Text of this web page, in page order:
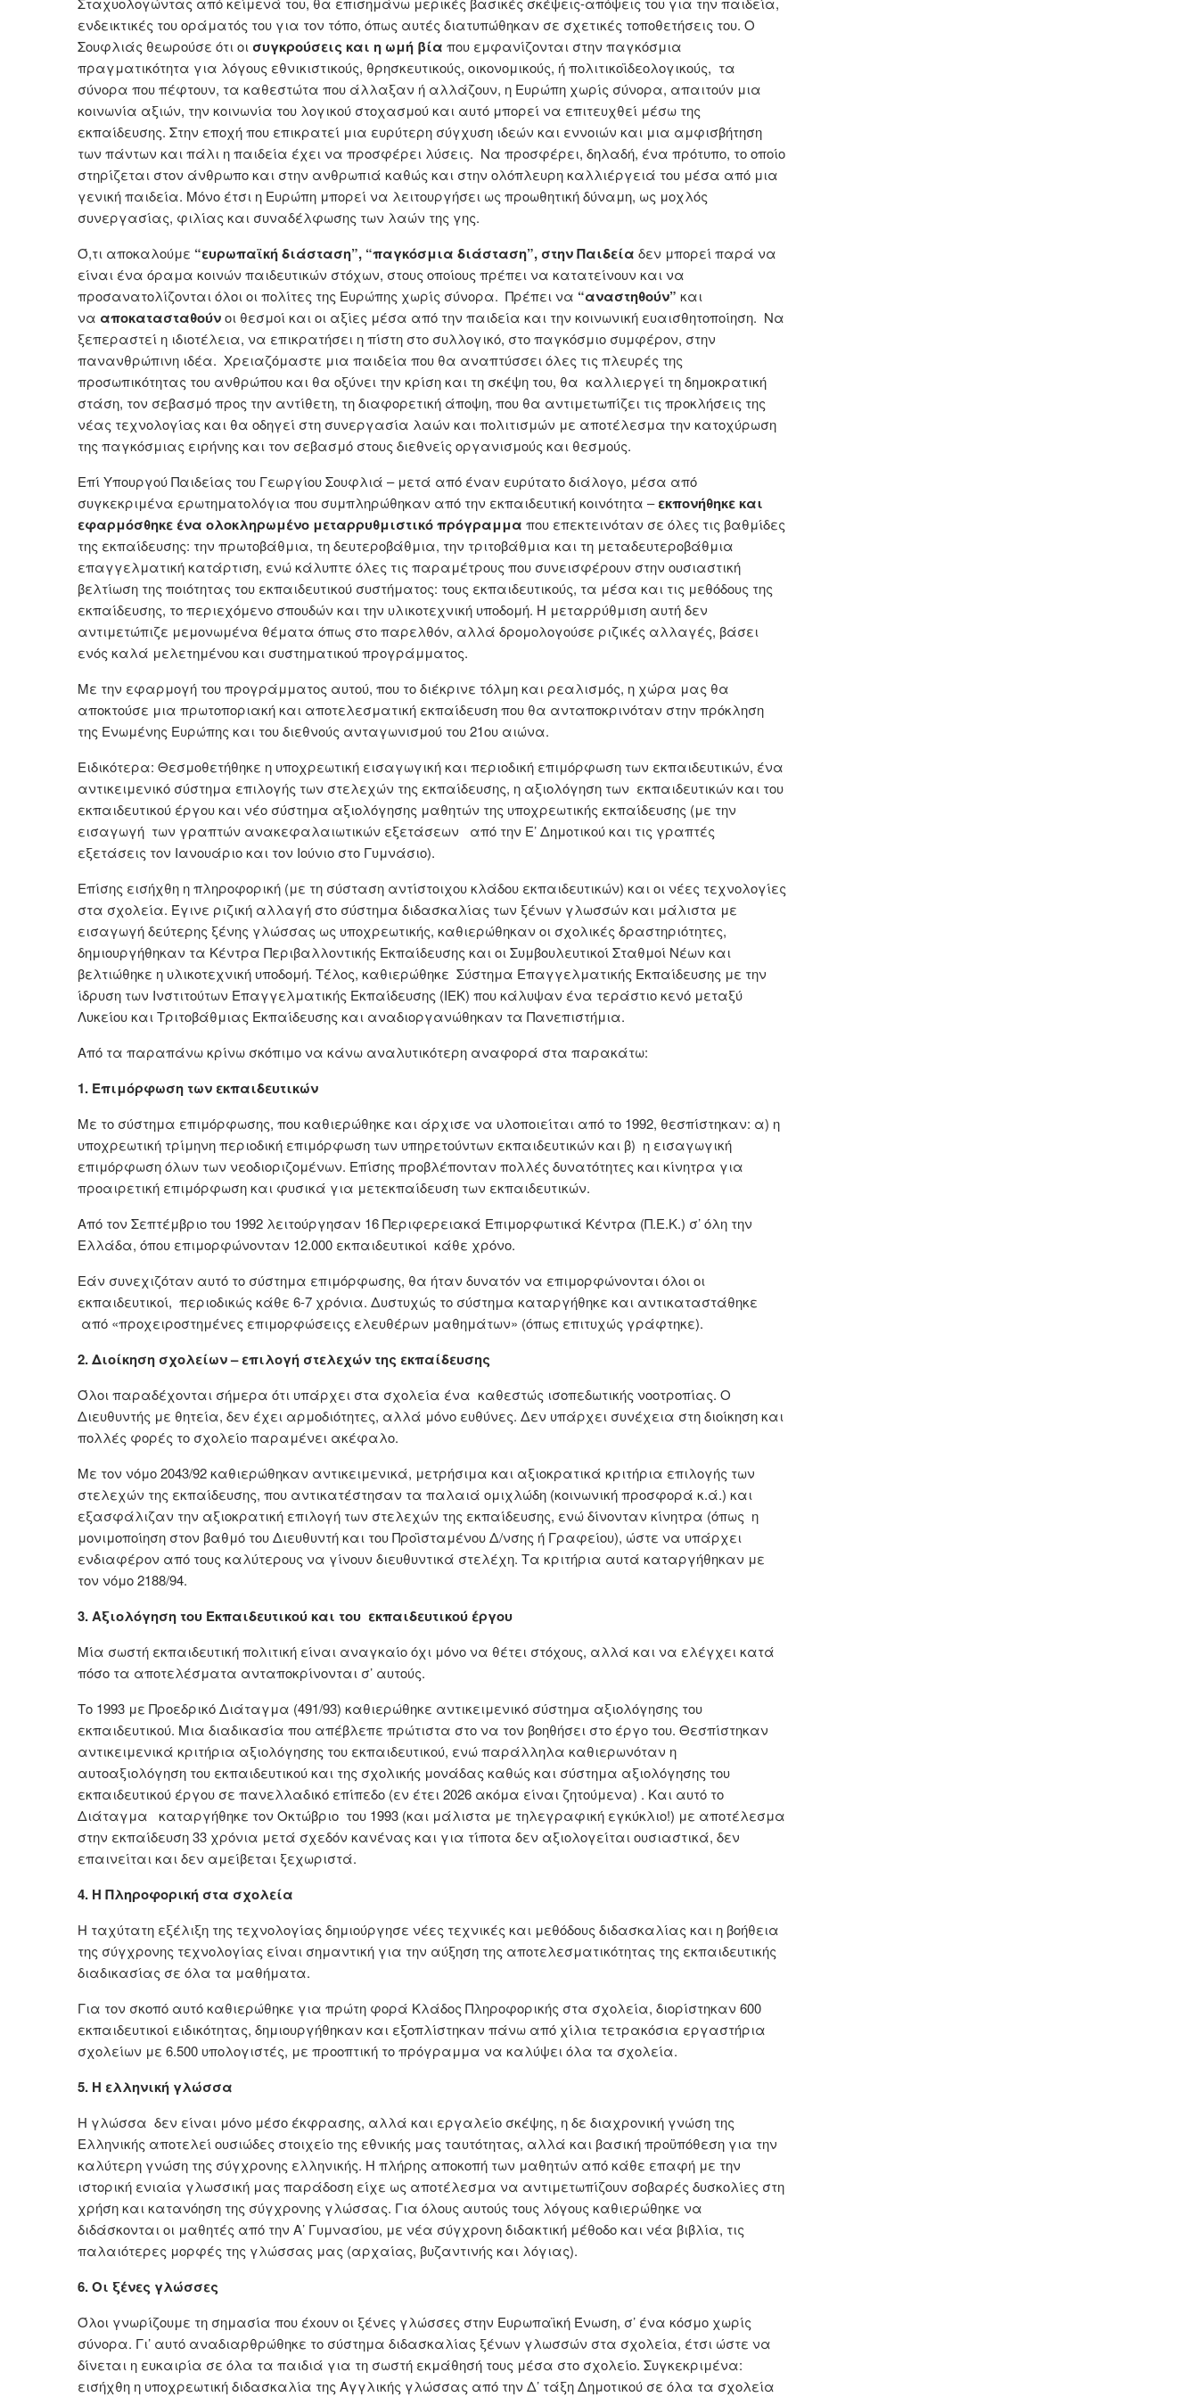
ενδεικτικές του οράματός του για τον τόπο, όπως αυτές διατυπώθηκαν σε σχετικές τοποθετήσεις του. Ο
Σουφλιάς θεωρούσε ότι οι συγκρούσεις και η ωμή βία που εμφανίζονται στην παγκόσμια
πραγματικότητα για λόγους εθνικιστικούς, θρησκευτικούς, οικονομικούς, ή πολιτικοϊδεολογικούς, τα
σύνορα που πέφτουν, τα καθεστώτα που άλλαξαν ή αλλάζουν, η Ευρώπη χωρίς σύνορα, απαιτούν μια
κοινωνία αξιών, την κοινωνία του λογικού στοχασμού και αυτό μπορεί να επιτευχθεί μέσω της
εκπαίδευσης. Στην εποχή που επικρατεί μια ευρύτερη σύγχυση ιδεών και εννοιών και μια αμφισβήτηση
των πάντων και πάλι η παιδεία έχει να προσφέρει λύσεις. Να προσφέρει, δηλαδή, ένα πρότυπο, το οποίο
στηρίζεται στον άνθρωπο και στην ανθρωπιά καθώς και στην ολόπλευρη καλλιέργειά του μέσα από μια
γενική παιδεία. Μόνο έτσι η Ευρώπη μπορεί να λειτουργήσει ως προωθητική δύναμη, ως μοχλός
συνεργασίας, φιλίας και συναδέλφωσης των λαών της γης.
Ό,τι αποκαλούμε “ευρωπαϊκή διάσταση”, “παγκόσμια διάσταση”, στην Παιδεία δεν μπορεί παρά να
είναι ένα όραμα κοινών παιδευτικών στόχων, στους οποίους πρέπει να κατατείνουν και να
προσανατολίζονται όλοι οι πολίτες της Ευρώπης χωρίς σύνορα. Πρέπει να “αναστηθούν” και
να αποκατασταθούνοι θεσμοί και οι αξίες μέσα από την παιδεία και την κοινωνική ευαισθητοποίηση. Να
ξεπεραστεί η ιδιοτέλεια, να επικρατήσει η πίστη στο συλλογικό, στο παγκόσμιο συμφέρον, στην
πανανθρώπινη ιδέα. Χρειαζόμαστε μια παιδεία που θα αναπτύσσει όλες τις πλευρές της
προσωπικότητας του ανθρώπου και θα οξύνει την κρίση και τη σκέψη του, θα καλλιεργεί τη δημοκρατική
στάση, τον σεβασμό προς την αντίθετη, τη διαφορετική άποψη, που θα αντιμετωπίζει τις προκλήσεις της
νέας τεχνολογίας και θα οδηγεί στη συνεργασία λαών και πολιτισμών με αποτέλεσμα την κατοχύρωση
της παγκόσμιας ειρήνης και τον σεβασμό στους διεθνείς οργανισμούς και θεσμούς.
Επί Υπουργού Παιδείας του Γεωργίου Σουφλιά – μετά από έναν ευρύτατο διάλογο, μέσα από
συγκεκριμένα ερωτηματολόγια που συμπληρώθηκαν από την εκπαιδευτική κοινότητα –εκπονήθηκε και
εφαρμόσθηκε ένα ολοκληρωμένο μεταρρυθμιστικό πρόγραμμα που επεκτεινόταν σε όλες τις βαθμίδες
της εκπαίδευσης: την πρωτοβάθμια, τη δευτεροβάθμια, την τριτοβάθμια και τη μεταδευτεροβάθμια
επαγγελματική κατάρτιση, ενώ κάλυπτε όλες τις παραμέτρους που συνεισφέρουν στην ουσιαστική
βελτίωση της ποιότητας του εκπαιδευτικού συστήματος: τους εκπαιδευτικούς, τα μέσα και τις μεθόδους της
εκπαίδευσης, το περιεχόμενο σπουδών και την υλικοτεχνική υποδομή. Η μεταρρύθμιση αυτή δεν
αντιμετώπιζε μεμονωμένα θέματα όπως στο παρελθόν, αλλά δρομολογούσε ριζικές αλλαγές, βάσει
ενός καλά μελετημένου και συστηματικού προγράμματος.
Με την εφαρμογή του προγράμματος αυτού, που το διέκρινε τόλμη και ρεαλισμός, η χώρα μας θα
αποκτούσε μια πρωτοποριακή και αποτελεσματική εκπαίδευση που θα ανταποκρινόταν στην πρόκληση
της Ενωμένης Ευρώπης και του διεθνούς ανταγωνισμού του 21ου αιώνα.
Ειδικότερα: Θεσμοθετήθηκε η υποχρεωτική εισαγωγική και περιοδική επιμόρφωση των εκπαιδευτικών, ένα
αντικειμενικό σύστημα επιλογής των στελεχών της εκπαίδευσης, η αξιολόγηση των εκπαιδευτικών και του
εκπαιδευτικού έργου και νέο σύστημα αξιολόγησης μαθητών της υποχρεωτικής εκπαίδευσης (με την
εισαγωγή των γραπτών ανακεφαλαιωτικών εξετάσεων από την Ε’ Δημοτικού και τις γραπτές
εξετάσεις τον Ιανουάριο και τον Ιούνιο στο Γυμνάσιο).
Επίσης εισήχθη η πληροφορική (με τη σύσταση αντίστοιχου κλάδου εκπαιδευτικών) και οι νέες τεχνολογίες
στα σχολεία. Έγινε ριζική αλλαγή στο σύστημα διδασκαλίας των ξένων γλωσσών και μάλιστα με
εισαγωγή δεύτερης ξένης γλώσσας ως υποχρεωτικής, καθιερώθηκαν οι σχολικές δραστηριότητες,
δημιουργήθηκαν τα Κέντρα Περιβαλλοντικής Εκπαίδευσης και οι Συμβουλευτικοί Σταθμοί Νέων και
βελτιώθηκε η υλικοτεχνική υποδομή. Τέλος, καθιερώθηκε Σύστημα Επαγγελματικής Εκπαίδευσης με την
ίδρυση των Ινστιτούτων Επαγγελματικής Εκπαίδευσης (ΙΕΚ) που κάλυψαν ένα τεράστιο κενό μεταξύ
Λυκείου και Τριτοβάθμιας Εκπαίδευσης και αναδιοργανώθηκαν τα Πανεπιστήμια.
Από τα παραπάνω κρίνω σκόπιμο να κάνω αναλυτικότερη αναφορά στα παρακάτω:
1. Επιμόρφωση των εκπαιδευτικών
Με το σύστημα επιμόρφωσης, που καθιερώθηκε και άρχισε να υλοποιείται από το 1992, θεσπίστηκαν: α) η
υποχρεωτική τρίμηνη περιοδική επιμόρφωση των υπηρετούντων εκπαιδευτικών και β) η εισαγωγική
επιμόρφωση όλων των νεοδιοριζομένων. Επίσης προβλέπονταν πολλές δυνατότητες και κίνητρα για
προαιρετική επιμόρφωση και φυσικά για μετεκπαίδευση των εκπαιδευτικών.
Από τον Σεπτέμβριο του 1992 λειτούργησαν 16 Περιφερειακά Επιμορφωτικά Κέντρα (Π.Ε.Κ.) σ’ όλη την
Ελλάδα, όπου επιμορφώνονταν 12.000 εκπαιδευτικοί κάθε χρόνο.
Εάν συνεχιζόταν αυτό το σύστημα επιμόρφωσης, θα ήταν δυνατόν να επιμορφώνονται όλοι οι
εκπαιδευτικοί, περιοδικώς κάθε 6-7 χρόνια. Δυστυχώς το σύστημα καταργήθηκε και αντικαταστάθηκε
από «προχειροστημένες επιμορφώσειςς ελευθέρων μαθημάτων» (όπως επιτυχώς γράφτηκε).
2. Διοίκηση σχολείων – επιλογή στελεχών της εκπαίδευσης
Όλοι παραδέχονται σήμερα ότι υπάρχει στα σχολεία ένα καθεστώς ισοπεδωτικής νοοτροπίας. Ο
Διευθυντής με θητεία, δεν έχει αρμοδιότητες, αλλά μόνο ευθύνες. Δεν υπάρχει συνέχεια στη διοίκηση και
πολλές φορές το σχολείο παραμένει ακέφαλο.
Με τον νόμο 2043/92 καθιερώθηκαν αντικειμενικά, μετρήσιμα και αξιοκρατικά κριτήρια επιλογής των
στελεχών της εκπαίδευσης, που αντικατέστησαν τα παλαιά ομιχλώδη (κοινωνική προσφορά κ.ά.) και
εξασφάλιζαν την αξιοκρατική επιλογή των στελεχών της εκπαίδευσης, ενώ δίνονταν κίνητρα (όπως η
μονιμοποίηση στον βαθμό του Διευθυντή και του Προϊσταμένου Δ/νσης ή Γραφείου), ώστε να υπάρχει
ενδιαφέρον από τους καλύτερους να γίνουν διευθυντικά στελέχη. Τα κριτήρια αυτά καταργήθηκαν με
τον νόμο 2188/94.
3. Αξιολόγηση του Εκπαιδευτικού και του εκπαιδευτικού έργου
Μία σωστή εκπαιδευτική πολιτική είναι αναγκαίο όχι μόνο να θέτει στόχους, αλλά και να ελέγχει κατά
πόσο τα αποτελέσματα ανταποκρίνονται σ’ αυτούς.
Το 1993 με Προεδρικό Διάταγμα (491/93) καθιερώθηκε αντικειμενικό σύστημα αξιολόγησης του
εκπαιδευτικού. Μια διαδικασία που απέβλεπε πρώτιστα στο να τον βοηθήσει στο έργο του. Θεσπίστηκαν
αντικειμενικά κριτήρια αξιολόγησης του εκπαιδευτικού, ενώ παράλληλα καθιερωνόταν η
αυτοαξιολόγηση του εκπαιδευτικού και της σχολικής μονάδας καθώς και σύστημα αξιολόγησης του
εκπαιδευτικού έργου σε πανελλαδικό επίπεδο (εν έτει 2026 ακόμα είναι ζητούμενα) . Και αυτό το
Διάταγμα καταργήθηκε τον Οκτώβριο του 1993 (και μάλιστα με τηλεγραφική εγκύκλιο!) με αποτέλεσμα
στην εκπαίδευση 33 χρόνια μετά σχεδόν κανένας και για τίποτα δεν αξιολογείται ουσιαστικά, δεν
επαινείται και δεν αμείβεται ξεχωριστά.
4. Η Πληροφορική στα σχολεία
Η ταχύτατη εξέλιξη της τεχνολογίας δημιούργησε νέες τεχνικές και μεθόδους διδασκαλίας και η βοήθεια
της σύγχρονης τεχνολογίας είναι σημαντική για την αύξηση της αποτελεσματικότητας της εκπαιδευτικής
διαδικασίας σε όλα τα μαθήματα.
Για τον σκοπό αυτό καθιερώθηκε για πρώτη φορά Κλάδος Πληροφορικής στα σχολεία, διορίστηκαν 600
εκπαιδευτικοί ειδικότητας, δημιουργήθηκαν και εξοπλίστηκαν πάνω από χίλια τετρακόσια εργαστήρια
σχολείων με 6.500 υπολογιστές, με προοπτική το πρόγραμμα να καλύψει όλα τα σχολεία.
5. Η ελληνική γλώσσα
Η γλώσσα δεν είναι μόνο μέσο έκφρασης, αλλά και εργαλείο σκέψης, η δε διαχρονική γνώση της
Ελληνικής αποτελεί ουσιώδες στοιχείο της εθνικής μας ταυτότητας, αλλά και βασική προϋπόθεση για την
καλύτερη γνώση της σύγχρονης ελληνικής. Η πλήρης αποκοπή των μαθητών από κάθε επαφή με την
ιστορική ενιαία γλωσσική μας παράδοση είχε ως αποτέλεσμα να αντιμετωπίζουν σοβαρές δυσκολίες στη
χρήση και κατανόηση της σύγχρονης γλώσσας. Για όλους αυτούς τους λόγους καθιερώθηκε να
διδάσκονται οι μαθητές από την Α’ Γυμνασίου, με νέα σύγχρονη διδακτική μέθοδο και νέα βιβλία, τις
παλαιότερες μορφές της γλώσσας μας (αρχαίας, βυζαντινής και λόγιας).
6. Οι ξένες γλώσσες
Όλοι γνωρίζουμε τη σημασία που έxουν οι ξένες γλώσσες στην Ευρωπαϊκή Ένωση, σ’ ένα κόσμο χωρίς
σύνορα. Γι’ αυτό αναδιαρθρώθηκε το σύστημα διδασκαλίας ξένων γλωσσών στα σχολεία, έτσι ώστε να
δίνεται η ευκαιρία σε όλα τα παιδιά για τη σωστή εκμάθησή τους μέσα στο σχολείο. Συγκεκριμένα:
εισήχθη η υποχρεωτική διδασκαλία της Αγγλικής γλώσσας από την Δ’ τάξη Δημοτικού σε όλα τα σχολεία